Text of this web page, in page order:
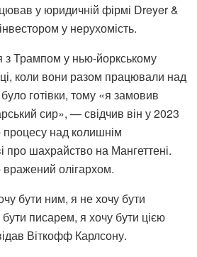
у юридичній фірмі Dreyer &
у нерухомість.
з Трампом у нью-йоркському
коли вони разом працювали над
готівки, тому «я замовив
сир», — свідчив він у 2023
процесу над колишнім
про шахрайство на Мангеттені.
олігархом.
бути ним, я не хочу бути
писарем, я хочу бути цією
Віткофф Карлсону.